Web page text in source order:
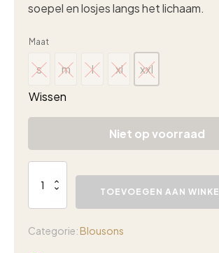
soepel en losjes langs het lichaam.
Maat
s
s
m
m
l
l
xl
xl
xxl
xxl
Wissen
Niet op voorraad
line
TOEVOEGEN AAN
Categorie: Blousons